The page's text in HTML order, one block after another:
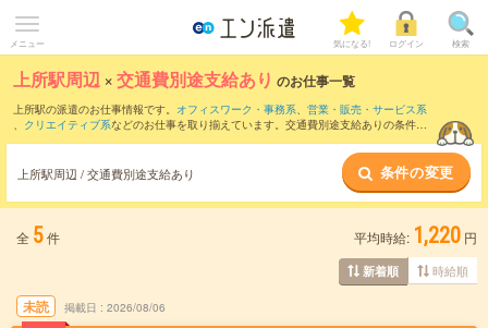
メニュー 気になる! ログイン 検索
上所駅周辺 ×交通費別途支給あり のお仕事一覧
上所駅の派遣のお仕事情報です。 オフィスワーク・事務系、 営業・販売・サービス系
、 クリエイティブ系などのお仕事を取り揃えています。交通費別途支給ありの条件の
上所駅周辺 / 交通費別途支給あり 条件の変更
全 5件 平均時給: 1,220 円
新着順 時給順
未読 掲載日 2026/08/06